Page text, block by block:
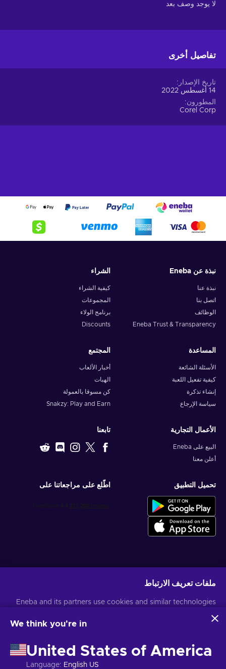
لا يوجد وصف بعد
تفاصيل أخرى
تاريخ الإصدار
14 أغسطس 2022
المطورون
Corel Corp
نبذة عن Eneba
نبذة عنا
اتصل بنا
الوظائف
Eneba Trust & Transparency
الشراء
كيفية الشراء
المجموعات
برنامج الولاء
Discounts
المساعدة
الأسئلة الشائعة
كيفية تفعيل اللعبة
إنشاء تذكرة
سياسة الإرجاع
المجتمع
أخبار الألعاب
الهبات
كن مسوقا بالعمولة
Snakzy: Play and Earn
الأعمال التجارية
البيع على Eneba
أعلن معنا
تابعنا
تحميل التطبيق اطّلع على مراجعاتنا على
ملفات تعريف الارتباط
Eneba and its partners use cookies and similar technologies
website. We use this information to enhance content,
may also be used for ads personalization.
By clicking 'Accept all', you consent to the use of these
technologies by Eneba and its partners. You can adjust your
We think you're in
United States of America
Language: English US